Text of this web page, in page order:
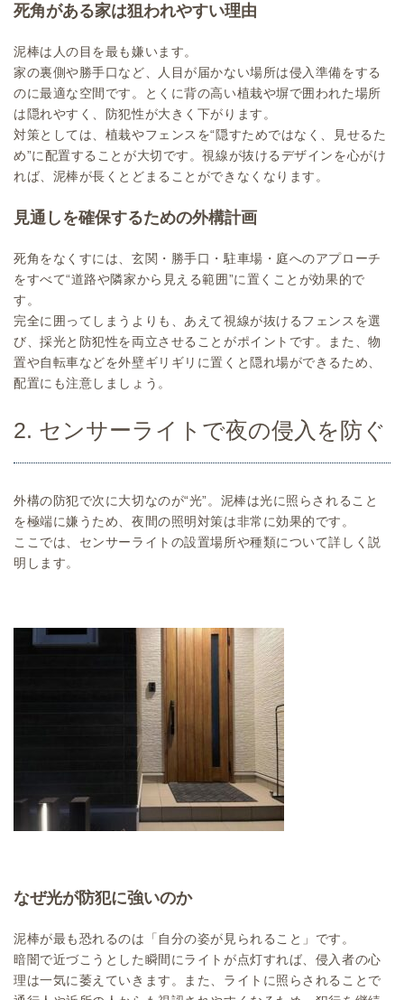
死角がある家は狙われやすい理由
泥棒は人の目を最も嫌います。
家の裏側や勝手口など、人目が届かない場所は侵入準備をする
のに最適な空間です。とくに背の高い植栽や塀で囲われた場所
は隠れやすく、防犯性が大きく下がります。
対策としては、植栽やフェンスを“隠すためではなく、見せるた
め”に配置することが大切です。視線が抜けるデザインを心がけ
れば、泥棒が長くとどまることができなくなります。
見通しを確保するための外構計画
死角をなくすには、玄関・勝手口・駐車場・庭へのアプローチ
をすべて“道路や隣家から見える範囲”に置くことが効果的で
す。
完全に囲ってしまうよりも、あえて視線が抜けるフェンスを選
び、採光と防犯性を両立させることがポイントです。また、物
置や自転車などを外壁ギリギリに置くと隠れ場ができるため、
配置にも注意しましょう。
2. センサーライトで夜の侵入を防ぐ
外構の防犯で次に大切なのが“光”。泥棒は光に照らされること
を極端に嫌うため、夜間の照明対策は非常に効果的です。
ここでは、センサーライトの設置場所や種類について詳しく説
明します。
なぜ光が防犯に強いのか
泥棒が最も恐れるのは「自分の姿が見られること」です。
暗闇で近づこうとした瞬間にライトが点灯すれば、侵入者の心
理は一気に萎えていきます。また、ライトに照らされることで